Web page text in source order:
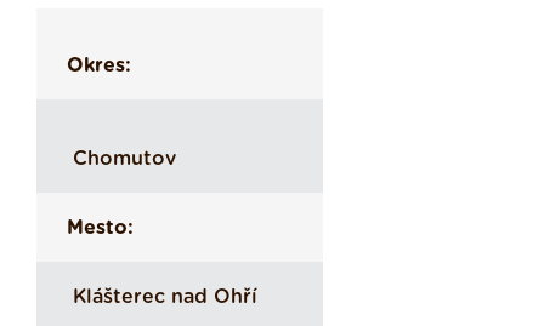
Okres:
Chomutov
Mesto:
Klášterec nad Ohří